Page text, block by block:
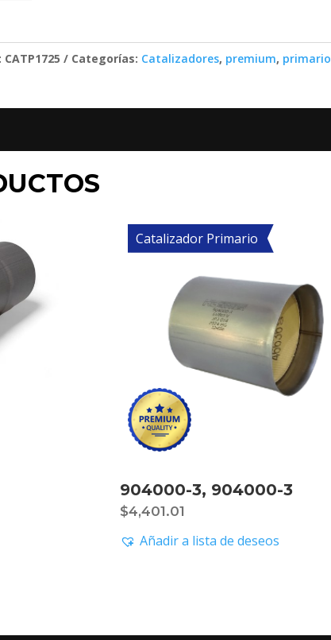
CATP1725 Categorías: Catalizadores, premium, primario
Catalizador Primario
904000-3, 904000-3
$4,401.01
Añadir a lista de deseos